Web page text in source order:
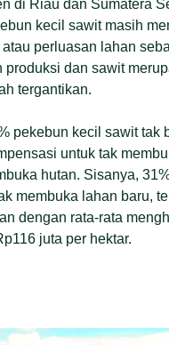
di Riau dan Sumatera
kecil sawit masih
perluasan lahan
produksi dan sawit
tergantikan.
pekebun kecil sawit tak
untuk tak
hutan. Sisanya,
membuka lahan baru,
dengan rata-rata
juta per hektar.